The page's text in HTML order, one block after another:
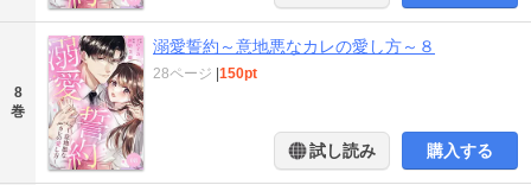
8
巻
溺愛誓約～意地悪なカレの愛し方～８
28ページ |150pt
試し読み 購入する